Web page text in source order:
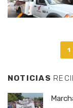
1
NOTICIAS